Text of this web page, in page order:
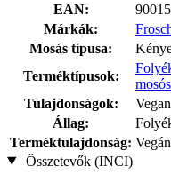
EAN:
Márkák:
Mosás típusa:
Terméktípusok:
Tulajdonságok:
Vegan
Állag:
Terméktulajdonság: Vegán
Összetevők (INCI)